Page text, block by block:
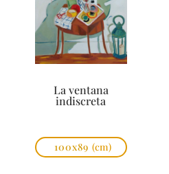
La ventana
indiscreta
100x89 (cm)